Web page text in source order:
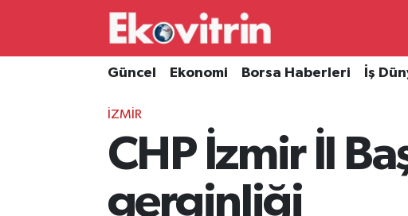
Güncel Ekonomi Borsa Haberleri İş
İZMİR
CHP İzmir İl
gerginliği
Güncel
Borsa Haberleri
Hava Durumu
Süper Lig Puan Durumu ve Fikstür